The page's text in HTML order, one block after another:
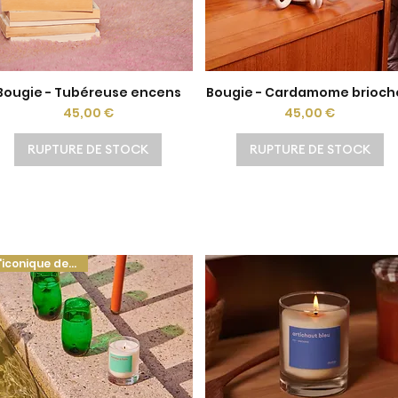
Aperçu rapide
- Tubéreuse encens
Prix
45,00 €
RUPTURE DE STOCK
Aperçu rapide
Bougie - Cardamome
Prix
45,00 €
RUPTURE DE STOCK
L'iconique de l'été !